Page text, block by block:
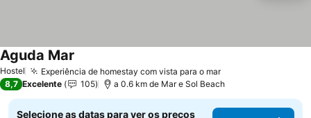
Hostel Experiência de homestay com vista para o marVer preços
Aguda Mar
8,7 Excelente 105 a 0.6 km de Mar e Sol Beach
Selecione as datas para ver os preços